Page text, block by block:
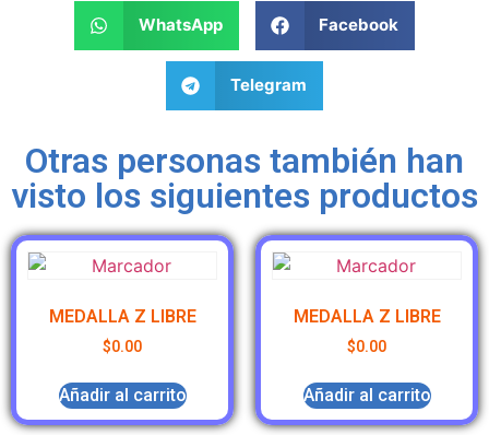
WhatsApp Facebook
Telegram
Otras personas también han
visto los siguientes productos
MEDALLA Z LIBRE
$0.00
Añadir al carrito
MEDALLA Z LIBRE
$0.00
Añadir al carrito